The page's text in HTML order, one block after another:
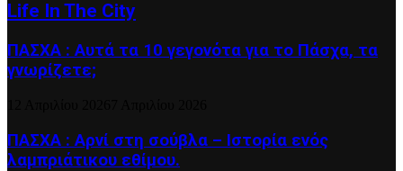
Life In The City
ΠΑΣΧΑ : Αυτά τα 10 γεγονότα για το Πάσχα, τα
γνωρίζετε;
ΠΑΣΧΑ : Αρνί στη σούβλα – Ιστορία ενός
λαμπριάτικου εθίμου.